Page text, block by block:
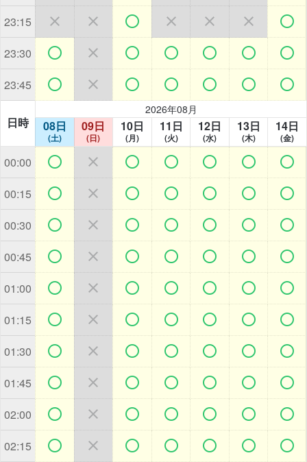
23:15       
23:30       
23:45       
日時
2026年08月
08日
(土)
09日
(日)
10日
(月)
11日
(火)
12日
(水)
13日
(木)
14日
(金)
00:00       
00:15       
00:30       
00:45       
01:00       
01:15       
01:30       
01:45       
02:00       
02:15       